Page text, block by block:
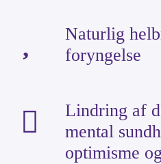
Naturlig
foryngelse
Lindring af
mental
optimisme